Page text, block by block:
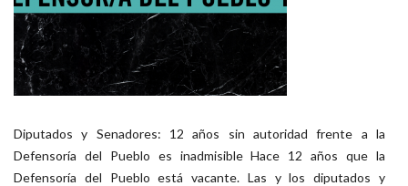
Diputados y Senadores: 12 años sin autoridad frente a la
Defensoría del Pueblo es inadmisible Hace 12 años que la
Defensoría del Pueblo está vacante. Las y los diputados y